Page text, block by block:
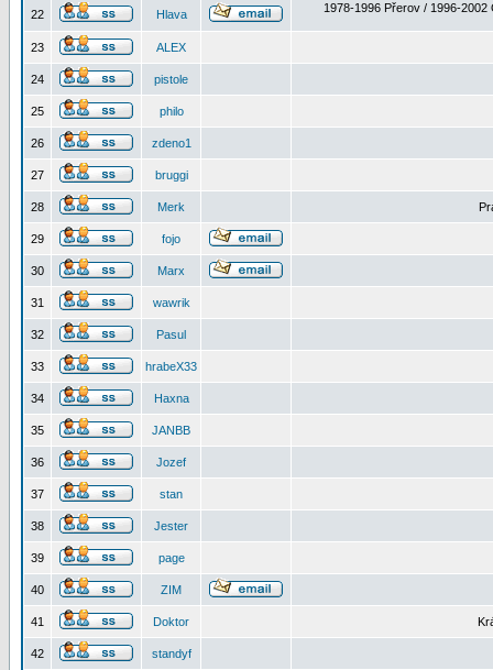
22 Hlava 1978-1996 Přerov / 1996-2002
23 ALEX
24 pistole
25 philo
26 zdeno1
27 bruggi
28 Merk
29 fojo
30 Marx
31 wawrik
32 Pasul
33 hrabeX33
34 Haxna
35 JANBB
36 Jozef
37 stan
38 Jester
39 page
40 ZIM
41 Doktor
42 standyf